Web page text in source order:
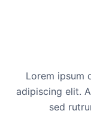
Lorem ipsum
adipiscing elit.
sed